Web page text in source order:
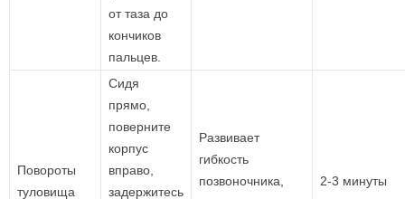
от таза до
кончиков
пальцев.
Повороты
туловища
Сидя
прямо,
поверните
корпус
вправо,
задержитесь
Развивает
гибкость
позвоночника,
2-3 минуты